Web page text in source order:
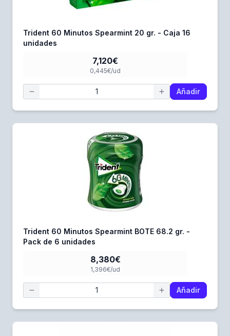
Trident 60 Minutos Spearmint 20 gr. - Caja 16
unidades
7,120€
0,445€/ud
Añadir
Trident 60 Minutos Spearmint BOTE 68.2 gr. -
Pack de 6 unidades
8,380€
1,396€/ud
Añadir